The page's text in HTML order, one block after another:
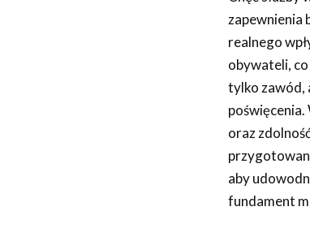
zapewnienia
realnego
obywateli,
tylko zawód,
oraz
aby
fundament